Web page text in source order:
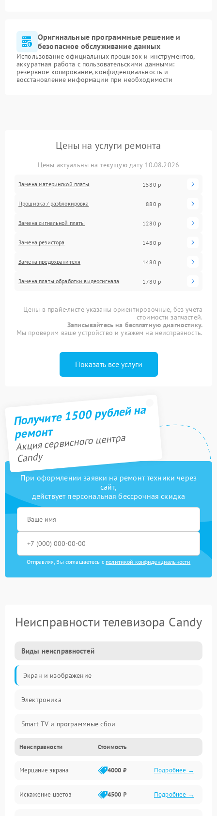
Оригинальные программные решение и
безопасное обслуживание данных
Использование официальных прошивок и инструментов,
аккуратная работа с пользовательскими данными:
резервное копирование, конфиденциальность и
восстановление информации при необходимости
Цены на услуги ремонта
Цены актуальны на текущую дату 10.08.2026
Замена материнской платы 1580 р
Прошивка / разблокировка 880 р
Замена сигнальной платы 1280 р
Замена резистора 1480 р
Замена предохранителя 1480 р
Замена платы обработки видеосигнала 1780 р
Цены в прайс-листе указаны ориентировочные, без учета
стоимости запчастей.
Записывайтесь на бесплатную диагностику.
Мы проверим ваше устройство и укажем на неисправность.
Показать все услуги
Получите 1500 рублей на
ремонт
Акция сервисного центра
Candy
При оформлении заявки на ремонт техники через
сайт,
действует персональная бессрочная скидка
Отправляя, Вы соглашаетесь с политикой конфиденциальности
Неисправности телевизора Candy
Виды неисправностей
Экран и изображение
Электроника
Smart TV и программные сбои
Питание и запуск
Подсветка и LED-модули
Звук и аудиосистема
Неисправности Стоимость
Мерцание экрана 4000 ₽ Подробнее →
Искажение цветов 4500 ₽ Подробнее →